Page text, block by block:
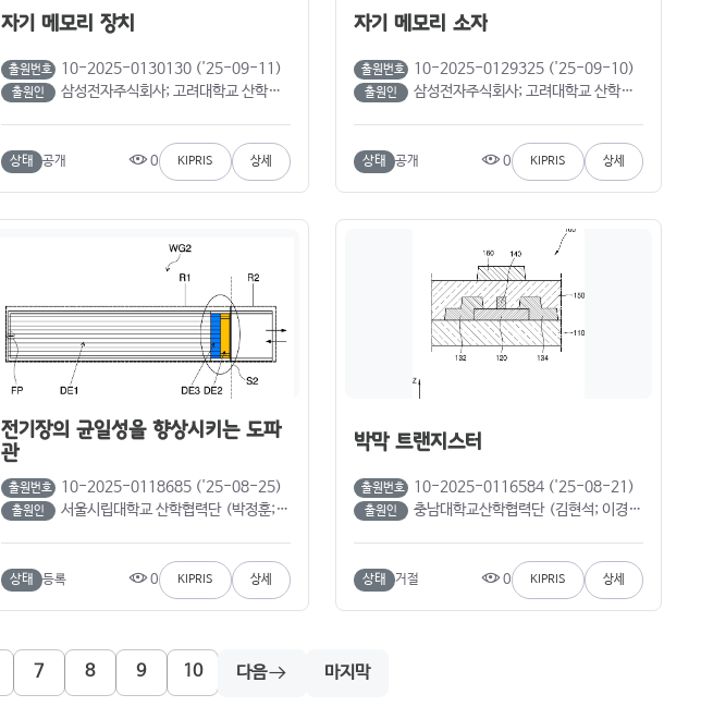
자기 메모리 장치
출원번호 10-2025-0130130 ('25-09-11)
출원인 삼성전자주식회사; 고려대학교 산학협력단 (황영현; 강병우; 박흥열; 이종성; 주병권)
상태 공개 0 KIPRIS 상세
자기 메모리 소자
출원번호 10-2025-0129325 ('25-09-10)
출원인 삼성전자주식회사; 고려대학교 산학협력단 (황영현; 강병우; 나영준; 주병권; 김용진; 박흥열; 송서현; 이종성)
상태 공개 0 KIPRIS 상세
전기장의 균일성을 향상시키는 도파
관
출원번호 10-2025-0118685 ('25-08-25)
출원인 서울시립대학교 산학협력단 (박정훈; 이문규; 박승준)
상태 등록 0 KIPRIS 상세
박막 트랜지스터
출원번호 10-2025-0116584 ('25-08-21)
출원인 충남대학교산학협력단 (김현석; 이경진; 박지민; 장성철; 김재현)
상태 거절 0 KIPRIS 상세
7 8 9 10 다음 마지막